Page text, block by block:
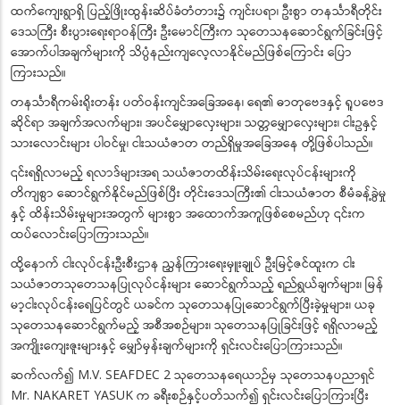
ထက်ကျေးရွာရှိ ပြည့်ဖြိုးထွန်းဆိပ်ခံတံတား၌ ကျင်းပရာ၊ ဦးစွာ တနင်္သာရီတိုင်း
ဒေသကြီး စီးပွားရေးရာဝန်ကြီး ဦးမောင်ကြီးက သုတေသနဆောင်ရွက်ခြင်းဖြင့်
အောက်ပါအချက်များကို သိပ္ပံနည်းကျလေ့လာနိုင်မည်ဖြစ်ကြောင်း ပြော
ကြားသည်။
တနင်္သာရီကမ်းရိုးတန်း ပတ်ဝန်းကျင်အခြေအနေ၊ ရေ၏ ဓာတုဗေဒနှင့် ရူပဗေဒ
ဆိုင်ရာ အချက်အလက်များ၊ အပင်မျှောလှေးများ၊ သတ္တမျှောလှေးများ၊ ငါးဥနှင့်
သားလောင်းများ ပါဝင်မှု၊ ငါးသယံဇာတ တည်ရှိမှုအခြေအနေ တို့ဖြစ်ပါသည်။
၎င်းရရှိလာမည့် ရလာဒ်များအရ သယံဇာတထိန်းသိမ်းရေးလုပ်ငန်းများကို
တိကျစွာ ဆောင်ရွက်နိုင်မည်ဖြစ်ပြီး တိုင်းဒေသကြီး၏ ငါးသယံဇာတ စီမံခန့်ခွဲမှု
နှင့် ထိန်းသိမ်းမှုများအတွက် များစွာ အထောက်အကူဖြစ်စေမည်ဟု ၎င်းက
ထပ်လောင်းပြောကြားသည်။
ထို့နောက် ငါးလုပ်ငန်းဦးစီးဌာန ညွှန်ကြားရေးမှူးချုပ် ဦးမြင့်ဇင်ထူးက ငါး
သယံဇာတသုတေသနပြုလုပ်ငန်းများ ဆောင်ရွက်သည့် ရည်ရွယ်ချက်များ၊ မြန်
မာ့ငါးလုပ်ငန်းရေပြင်တွင် ယခင်က သုတေသနပြုဆောင်ရွက်ပြီးခဲ့မှုများ၊ ယခု
သုတေသနဆောင်ရွက်မည့် အစီအစဉ်များ၊ သုတေသနပြုခြင်းဖြင့် ရရှိလာမည့်
အကျိုးကျေးဇူးများနှင့် မျှော်မှန်းချက်များကို ရှင်းလင်းပြောကြားသည်။
ဆက်လက်၍ M.V. SEAFDEC 2 သုတေသနရေယာဉ်မှ သုတေသနပညာရှင်
Mr. NAKARET YASUK က ခရီးစဉ်နှင့်ပတ်သက်၍ ရှင်းလင်းပြောကြားပြီး